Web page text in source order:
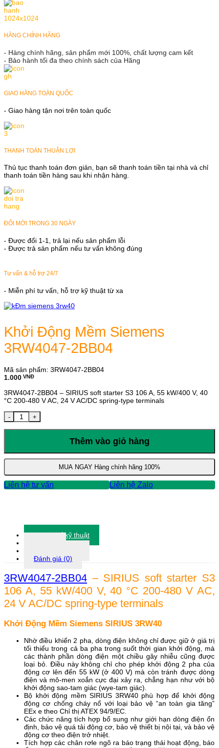
HÀNG CHÍNH HÃNG
- Hàng chính hãng, sản phẩm mới 100%, chất lượng cam kết
- Bảo hành tối đa theo chính sách của Hãng
GIAO HÀNG TOÀN QUỐC
- Giao hàng tận nơi trên toàn quốc
THANH TOÁN THUẬN LỢI
Thủ tục thanh toán đơn giản, bạn sẽ thanh toán tiền tại nhà và chỉ
thanh toán tiền hàng sau khi nhận hàng.
ĐỔI MỚI TRONG 30 NGÀY
- Được đổi 1-1, trả lại nếu sản phẩm lỗi
- Được trả sản phẩm nếu tư vấn không đúng
Tư vấn & hỗ trợ 24/7
- Miễn phí tư vấn, hỗ trợ kỹ thuật từ xa
Khởi Động Mềm Siemens
3RW4047-2BB04
Mã sản phẩm: 3RW4047-2BB04
1.000 VNĐ
3RW4047-2BB04 – SIRIUS soft starter S3 106 A, 55 kW/400 V, 40
°C 200-480 V AC, 24 V AC/DC spring-type terminals
Khởi Động Mềm Siemens 3RW4047-2BB04 số lượng
Thêm vào giỏ hàng
MUA NGAY Hàng chính hãng 100%
Liên hệ tư vấn Liên hệ Zalo
Thông số kỹ thuật
Đánh giá (0)
3RW4047-2BB04 – SIRIUS soft starter S3
106 A, 55 kW/400 V, 40 °C 200-480 V AC,
24 V AC/DC spring-type terminals
Khởi Động Mềm Siemens SIRIUS 3RW40
Nhờ điều khiển 2 pha, dòng điện không chỉ được giữ ở giá trị
tối thiểu trong cả ba pha trong suốt thời gian khởi động, mà
các thành phần dòng điện một chiều gây nhiễu cũng được
loại bỏ. Điều này không chỉ cho phép khởi động 2 pha của
động cơ lên ​​đến 55 kW (ở 400 V) mà còn tránh được dòng
điện và mô-men xoắn cực đại xảy ra, chẳng hạn như với bộ
khởi động sao-tam giác (wye-tam giác).
Bộ khởi động mềm SIRIUS 3RW40 phù hợp để khởi động
động cơ chống cháy nổ với loại bảo vệ “an toàn gia tăng”
EEx e theo Chỉ thị ATEX 94/9/EC.
Các chức năng tích hợp bổ sung như giới hạn dòng điện ổn
định, bảo vệ quá tải động cơ, bảo vệ thiết bị nội tại, và bảo vệ
động cơ theo điện trở nhiệt.
Tích hợp các chân rơle ngõ ra báo trạng thái hoạt động, báo